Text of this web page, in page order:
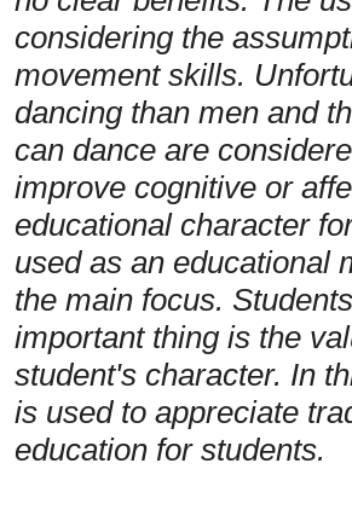
considering the
movement skills.
dancing than men and
can dance are
improve cognitive or
educational character
used as an educational
the main focus.
important thing is the
student's character. In
is used to appreciate
education for students.